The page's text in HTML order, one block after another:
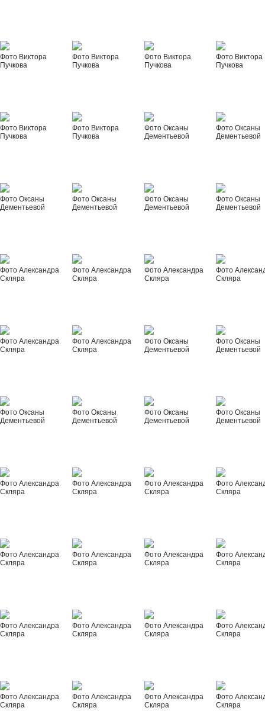
Фото Виктора
Пучкова
Фото Виктора
Пучкова
Фото Виктора
Пучкова
Фото Виктора
Пучкова
Фото Виктора
Пучкова
Фото Виктора
Пучкова
Фото Оксаны
Дементьевой
Фото Оксаны
Дементьевой
Фото Оксаны
Дементьевой
Фото Оксаны
Дементьевой
Фото Оксаны
Дементьевой
Фото Оксаны
Дементьевой
Фото Александра
Скляра
Фото Александра
Скляра
Фото Александра
Скляра
Фото
Скляра
Фото Александра
Скляра
Фото Александра
Скляра
Фото Оксаны
Дементьевой
Фото Оксаны
Дементьевой
Фото Оксаны
Дементьевой
Фото Оксаны
Дементьевой
Фото Оксаны
Дементьевой
Фото Оксаны
Дементьевой
Фото Александра
Скляра
Фото Александра
Скляра
Фото Александра
Скляра
Фото
Скляра
Фото Александра
Скляра
Фото Александра
Скляра
Фото Александра
Скляра
Фото
Скляра
Фото Александра
Скляра
Фото Александра
Скляра
Фото Александра
Скляра
Фото
Скляра
Фото Александра
Скляра
Фото Александра
Скляра
Фото Александра
Скляра
Фото
Скляра